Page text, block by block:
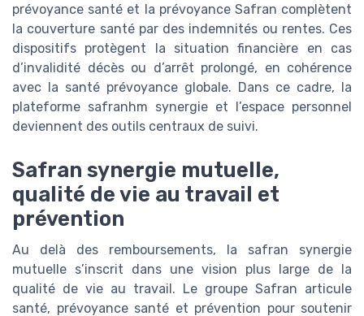
prévoyance santé et la prévoyance Safran complètent
la couverture santé par des indemnités ou rentes. Ces
dispositifs protègent la situation financière en cas
d’invalidité décès ou d’arrêt prolongé, en cohérence
avec la santé prévoyance globale. Dans ce cadre, la
plateforme safranhm synergie et l’espace personnel
deviennent des outils centraux de suivi.
Safran synergie mutuelle,
qualité de vie au travail et
prévention
Au delà des remboursements, la safran synergie
mutuelle s’inscrit dans une vision plus large de la
qualité de vie au travail. Le groupe Safran articule
santé, prévoyance santé et prévention pour soutenir